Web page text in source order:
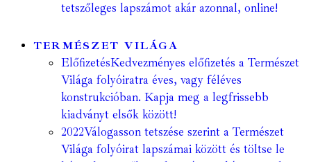
tetszőleges lapszámot akár azonnal, online!
TERMÉSZET VILÁGA
ElőfizetésKedvezményes előfizetés a Természet
Világa folyóiratra éves, vagy féléves
konstrukcióban. Kapja meg a legfrissebb
kiadványt elsők között!
2022Válogasson tetszése szerint a Természet
Világa folyóirat lapszámai között és töltse le